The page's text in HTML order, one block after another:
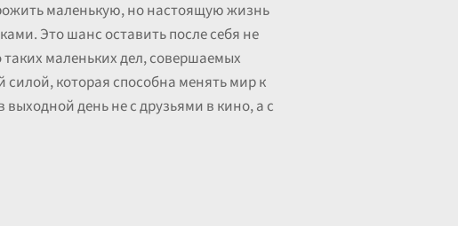
маленькую, но настоящую жизнь
Это шанс оставить после себя не
таких маленьких дел, совершаемых
которая способна менять мир к
день не с друзьями в кино, а с